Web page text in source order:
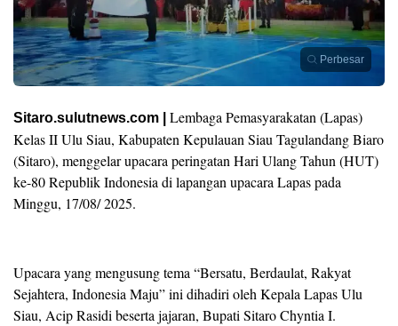
Perbesar
Sitaro.sulutnews.com |
Lembaga Pemasyarakatan (Lapas)
Kelas II Ulu Siau, Kabupaten Kepulauan Siau Tagulandang Biaro
(Sitaro), menggelar upacara peringatan Hari Ulang Tahun (HUT)
ke-80 Republik Indonesia di lapangan upacara Lapas pada
Minggu, 17/08/ 2025.
Upacara yang mengusung tema “Bersatu, Berdaulat, Rakyat
Sejahtera, Indonesia Maju” ini dihadiri oleh Kepala Lapas Ulu
Siau, Acip Rasidi beserta jajaran, Bupati Sitaro Chyntia I.